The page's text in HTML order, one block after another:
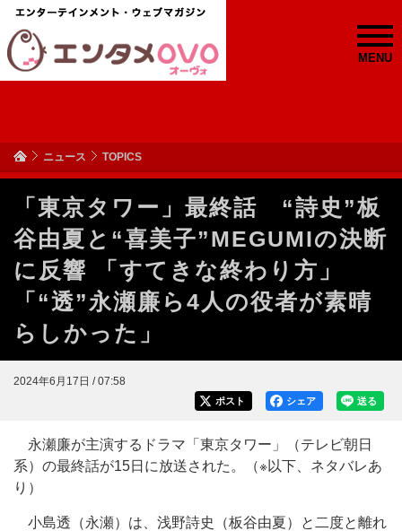
MENU
ニュース TOPICS
「東京タワー」最終話 “詩史”板
谷由夏と“喜美子”MEGUMIの決断
に反響 「すてきな終わり方」
「“透”永瀬廉ら4人の役者が素晴
らしかった」
2024年6月17日 / 07:58
送る
シェア
ポスト
永瀬廉が主演するドラマ「東京タワー」（テレビ朝日
系）の最終話が15日に放送された。（※以下、ネタバレあ
り）
小島透（永瀬）は、浅野詩史（板谷由夏）と二度と離れ